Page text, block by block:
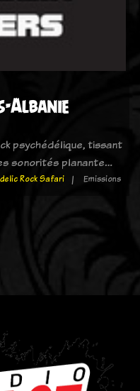
Albanie
psychédélique, tissant
sonorités planante…
Rock Safari Emissions